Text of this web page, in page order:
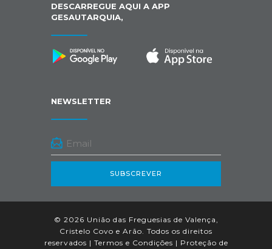
DESCARREGUE AQUI A APP
GESAUTARQUIA,
NEWSLETTER
SUBSCREVER
© 2026 União das Freguesias de Valença,
Cristelo Covo e Arão. Todos os direitos
reservados | Termos e Condições | Proteção de